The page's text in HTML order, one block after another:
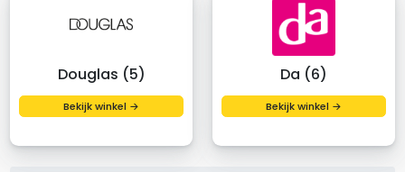
Douglas (5)
Bekijk winkel →
Da (6)
Bekijk winkel →